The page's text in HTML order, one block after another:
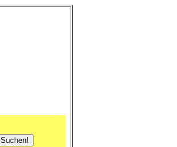
Suchen!